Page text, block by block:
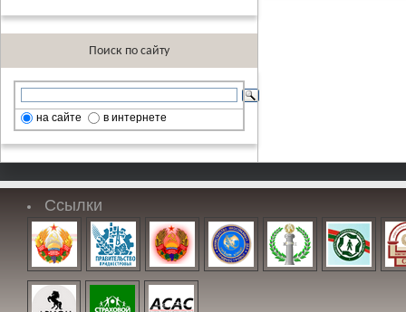
Поиск по сайту
на сайте в интернете
Ссылки